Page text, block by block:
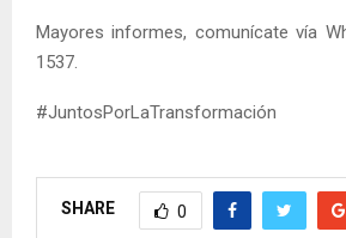
Mayores informes, comunícate vía
1537.
#JuntosPorLaTransformación
SHARE 0